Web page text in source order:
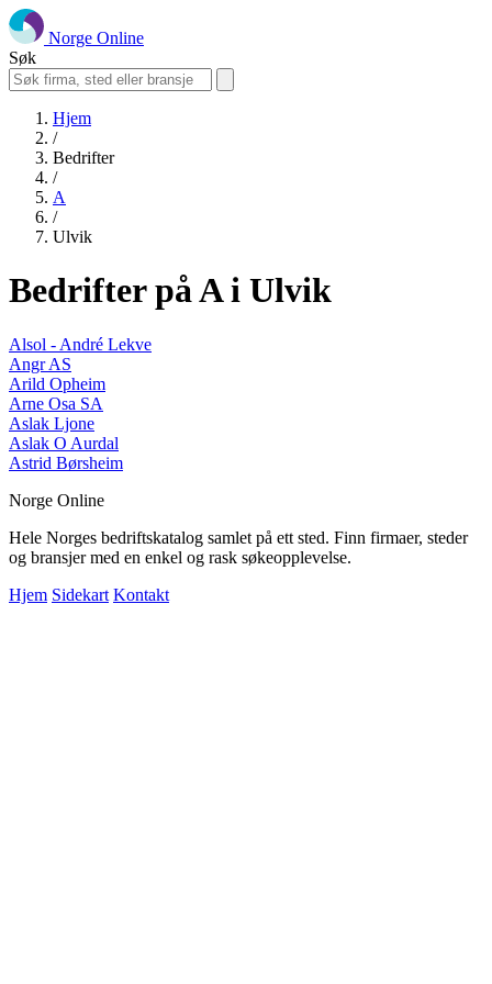
Norge Online
Søk
Hjem
/
Bedrifter
/
A
/
Ulvik
Bedrifter på A i Ulvik
Alsol - André Lekve
Angr AS
Arild Opheim
Arne Osa SA
Aslak Ljone
Aslak O Aurdal
Astrid Børsheim
Norge Online
Hele Norges bedriftskatalog samlet på ett sted. Finn firmaer, steder
og bransjer med en enkel og rask søkeopplevelse.
Hjem Sidekart Kontakt